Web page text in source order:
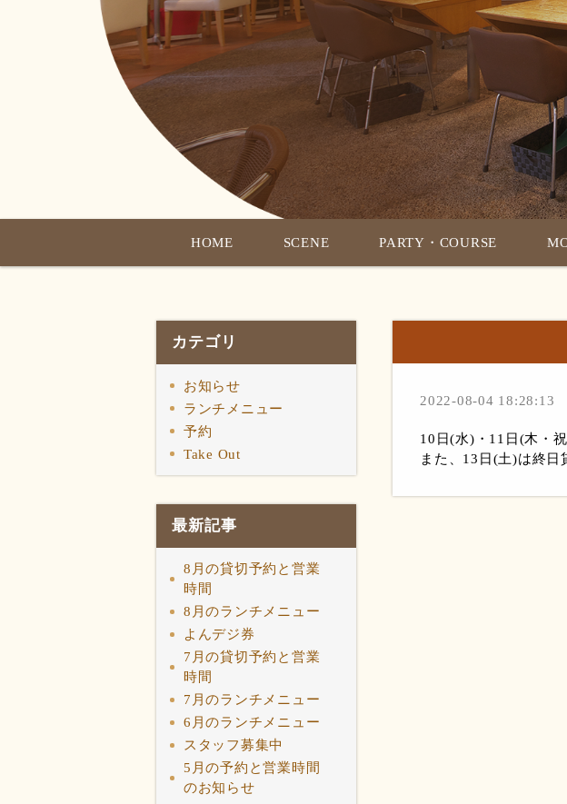
HOME SCENE PARTY・COURSE
カテゴリ
お知らせ
ランチメニュー
予約
Take Out
最新記事
8月の貸切予約と営業
時間
8月のランチメニュー
よんデジ券
7月の貸切予約と営業
時間
7月のランチメニュー
6月のランチメニュー
スタッフ募集中
5月の予約と営業時間
のお知らせ
2022-08-04 18:28:13
10日(水)・11日(木・
また、13日(土)は終日